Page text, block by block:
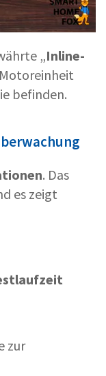
„Inline-
befinden.
. Das
es zeigt
zur